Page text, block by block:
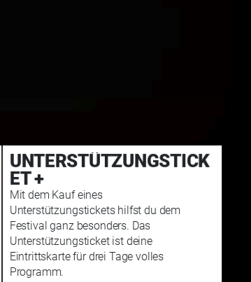
UNTERSTÜTZUNGSTICK
ET +
Mit dem Kauf eines
Unterstützungstickets hilfst du dem
Festival ganz besonders. Das
Unterstützungsticket ist deine
Eintrittskarte für drei Tage volles
Programm.